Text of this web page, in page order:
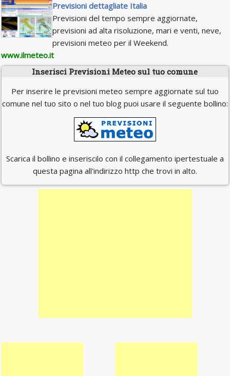
Previsioni dettagliate Italia
Previsioni del tempo sempre aggiornate,
previsioni ad alta risoluzione, mari e venti, neve,
previsioni meteo per il Weekend.
www.ilmeteo.it
Inserisci Previsioni Meteo sul tuo comune
Per inserire le previsioni meteo sempre aggiornate sul tuo
comune nel tuo sito o nel tuo blog puoi usare il seguente bollino:
Scarica il bollino e inseriscilo con il collegamento ipertestuale a
questa pagina all'indirizzo http che trovi in alto.